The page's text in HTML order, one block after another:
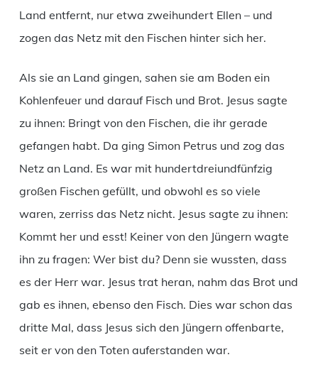
Land entfernt, nur etwa zweihundert Ellen – und
zogen das Netz mit den Fischen hinter sich her.
Als sie an Land gingen, sahen sie am Boden ein
Kohlenfeuer und darauf Fisch und Brot. Jesus sagte
zu ihnen: Bringt von den Fischen, die ihr gerade
gefangen habt. Da ging Simon Petrus und zog das
Netz an Land. Es war mit hundertdreiundfünfzig
großen Fischen gefüllt, und obwohl es so viele
waren, zerriss das Netz nicht. Jesus sagte zu ihnen:
Kommt her und esst! Keiner von den Jüngern wagte
ihn zu fragen: Wer bist du? Denn sie wussten, dass
es der Herr war. Jesus trat heran, nahm das Brot und
gab es ihnen, ebenso den Fisch. Dies war schon das
dritte Mal, dass Jesus sich den Jüngern offenbarte,
seit er von den Toten auferstanden war.